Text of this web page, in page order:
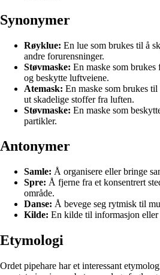
Synonymer
Røyklue: En lue som brukes til å
andre forurensninger.
Støvmaske: En maske som
og beskytte luftveiene.
Atemask: En maske som brukes
ut skadelige stoffer fra luften.
Støvmaske: En maske som
partikler.
Antonymer
Samle: Å organisere eller bringe
Spre: Å fjerne fra et konsentrert
område.
Danse: Å bevege seg rytmisk til
Kilde: En kilde til informasjon eller
Etymologi
Ordet pipehare har et interessant